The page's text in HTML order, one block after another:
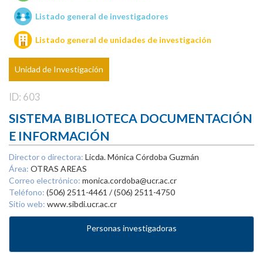
Unidades de investigación
Listado general de investigadores
Listado general de unidades de investigación
Unidad de Investigación
ID: 603
SISTEMA BIBLIOTECA DOCUMENTACIÓN
E INFORMACIÓN
Director o directora: Licda. Mónica Córdoba Guzmán
Área: OTRAS AREAS
Correo electrónico: monica.cordoba@ucr.ac.cr
Teléfono: (506) 2511-4461 / (506) 2511-4750
Sitio web: www.sibdi.ucr.ac.cr
Personas investigadoras